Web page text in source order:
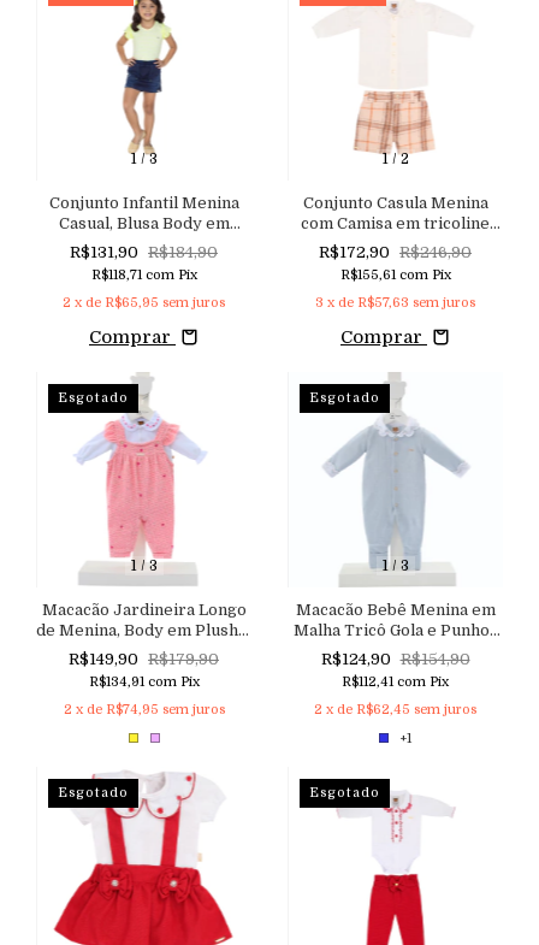
1/3
Conjunto Infantil Menina
Casual, Blusa Body em
Malha Listrada Neon e
Shorts Saia em Jeans
Denim com Cós de Elástico
R$131,90 R$184,90
R$118,71 com Pix
2 x de R$65,95 sem juros
Comprar
1/2
Conjunto Casula Menina
com Camisa em tricoline
Gola e Mangas com Detalhe
de Aviamentos e Pérolas,
Shorts em Flanela Xadrez
R$172,90 R$246,90
R$155,61 com Pix
3 x de R$57,63 sem juros
Comprar
1/3
Esgotado
Macacão Jardineira Longo
de Menina, Body em Plush e
Jardineira em Malha
Tweed
R$149,90 R$179,90
R$134,91 com Pix
2 x de R$74,95 sem juros
1/ 3
Esgotado
Macacão Bebê Menina em
Malha Tricô Gola e Punhos
em Tricoline com Bordado
e Acabamento Nuvem
Aconchego
R$124,90 R$154,90
R$112,41 com Pix
2 x de R$62,45 sem juros
+1
Esgotado Esgotado